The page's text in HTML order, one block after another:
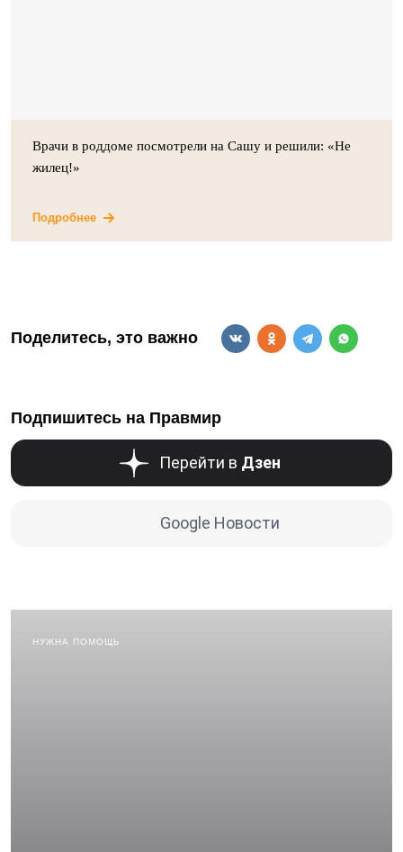
Врачи в роддоме посмотрели на Сашу и решили: «Не
жилец!»
Подробнее
Поделитесь, это важно
Подпишитесь на Правмир
Перейти в Дзен
Google Новости
НУЖНА ПОМОЩЬ